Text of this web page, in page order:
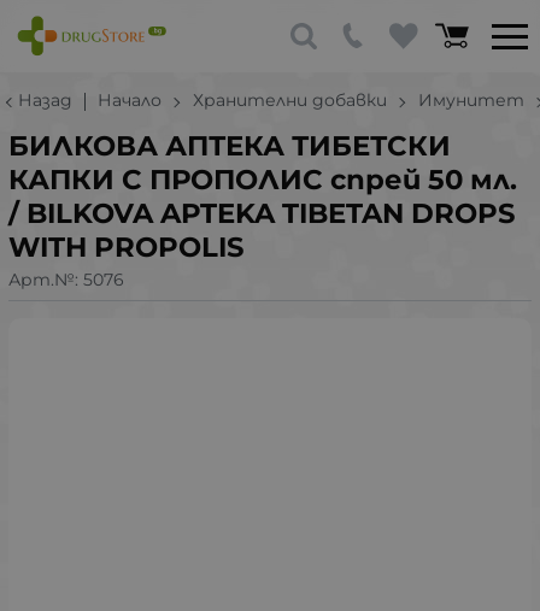
Назад Начало Хранителни добавки Имунитет
БИЛКОВА АПТЕКА ТИБЕТСКИ
КАПКИ С ПРОПОЛИС спрей 50 мл.
/ BILKOVA APTEKA TIBETAN DROPS
WITH PROPOLIS
Арт.№: 5076